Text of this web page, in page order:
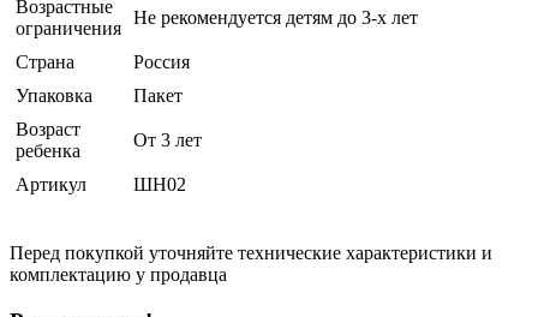
Возрастные
ограничения
Не рекомендуется детям до 3-х лет
Страна
Россия
Упаковка
Пакет
Возраст
ребенка
От 3 лет
Артикул ШН02
Перед покупкой уточняйте технические характеристики и
комплектацию у продавца